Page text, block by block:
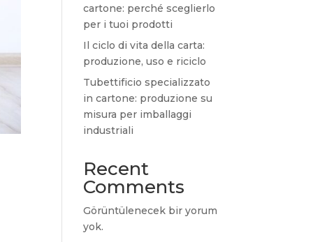
cartone: perché sceglierlo
per i tuoi prodotti
Il ciclo di vita della carta:
produzione, uso e riciclo
Tubettificio specializzato
in cartone: produzione su
misura per imballaggi
industriali
Recent
Comments
Görüntülenecek bir yorum
yok.